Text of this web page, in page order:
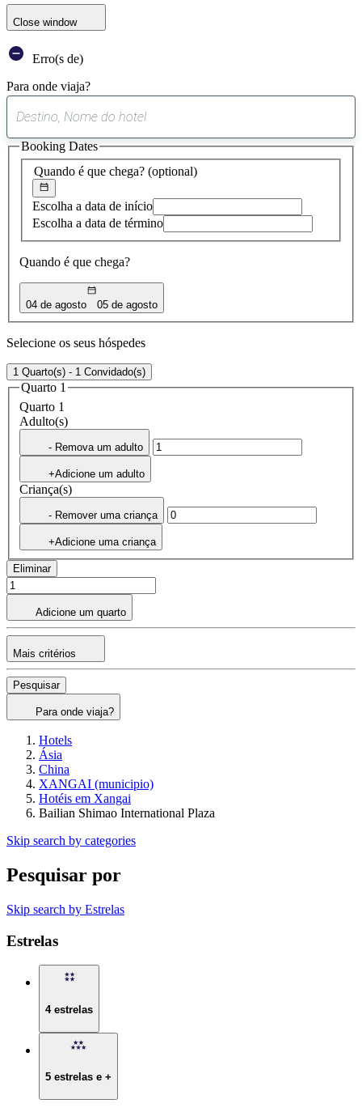
Close window
Erro(s de)
Para onde viaja?
sugestão
encontrada
Quando é que chega? (optional)
Escolha a data de início
Escolha a data de término
Quando é que chega?
04 de agosto 05 de agosto
Booking Dates
Selecione os seus hóspedes
1 Quarto(s) - 1 Convidado(s)
Quarto 1
Quarto 1
Adulto(s)
- Remova um adulto
+Adicione um adulto
Criança(s)
- Remover uma criança
+Adicione uma criança
Eliminar
Adicione um quarto
Mais critérios
Pesquisar
Para onde viaja?
Hotels
Ásia
China
XANGAI (municipio)
Hotéis em Xangai
Bailian Shimao International Plaza
Skip search by categories
Pesquisar por
Skip search by Estrelas
Estrelas
4 estrelas
5 estrelas e +